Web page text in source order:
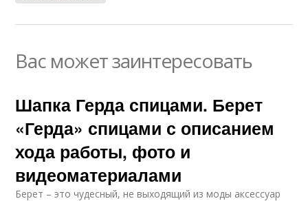
Вас может заинтересовать
Шапка Герда спицами. Берет
«Герда» спицами с описанием
хода работы, фото и
видеоматериалами
Берет – это чудесный, не выходящий из моды аксессуар